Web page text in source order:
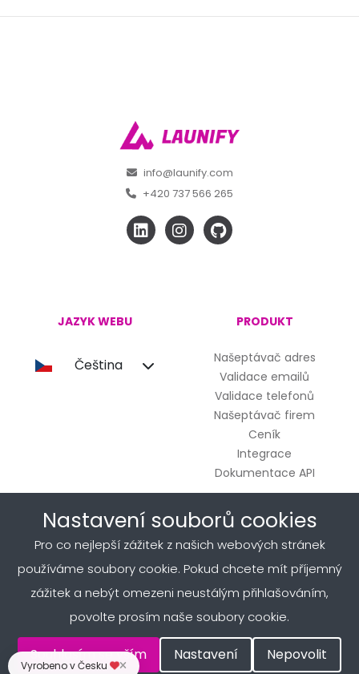
Vyrobeno v Česku
Nastavení souborů cookies
Pro co nejlepší zážitek z našich webových stránek
používáme soubory cookie. Pokud chcete mít příjemný
zážitek a nebýt omezeni neustálým přihlašováním,
povolte prosím naše soubory cookie.
Souhlasím se vším Nastavení Nepovolit
info@launify.com
+420 737 566 265
JAZYK WEBU
Čeština
PRODUKT
Našeptávač adres
Validace emailů
Validace telefonů
Našeptávač firem
Ceník
Integrace
Dokumentace API
INFORMACE
Obchodní podmínky
Obchodní podmínky - Mobilní
aplikace
SPOLEČNOST
O nás
Blog
FAQ
Případová studie
Sportparadise